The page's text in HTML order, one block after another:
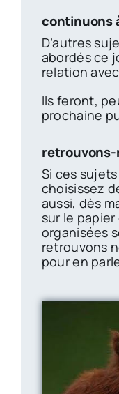
continuons
D’autres
abordés ce
relation
Ils feront,
prochaine
retrouvons-
Si ces
choisissez
aussi, dès
sur le
organisées
retrouvons
pour en